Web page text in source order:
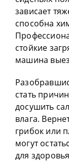
зависает
способна
стойкие
машина
стать
досушить
влага.
грибок или
могут
для